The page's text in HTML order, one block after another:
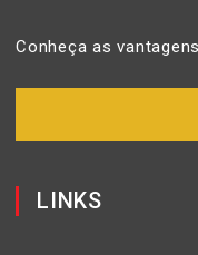
Conheça as
LINKS